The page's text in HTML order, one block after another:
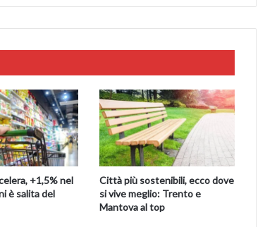
+1,5% nel
è salita del
Città più sostenibili, ecco dove
si vive meglio: Trento e
Mantova al top